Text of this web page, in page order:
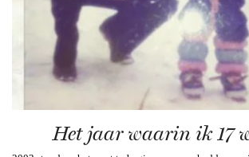
Het jaar waarin ik 17